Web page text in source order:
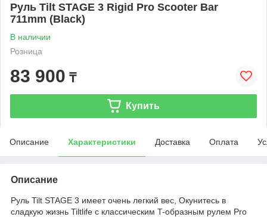
Руль Tilt STAGE 3 Rigid Pro Scooter Bar
711mm (Black)
В наличии
Розница
83 900 ₸
Купить
Описание Характеристики Доставка Оплата
Описание
Руль Tilt STAGE 3 имеет очень легкий вес, Окунитесь в
сладкую жизнь Tiltlife с классическим T-образным рулем Pro